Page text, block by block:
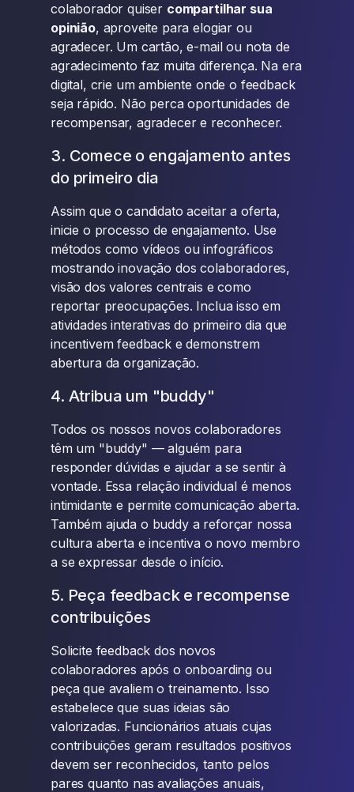
colaborador quiser compartilhar sua
opinião, aproveite para elogiar ou
agradecer. Um cartão, e-mail ou nota de
agradecimento faz muita diferença. Na era
digital, crie um ambiente onde o feedback
seja rápido. Não perca oportunidades de
recompensar, agradecer e reconhecer.
3. Comece o engajamento antes
do primeiro dia
Assim que o candidato aceitar a oferta,
inicie o processo de engajamento. Use
métodos como vídeos ou infográficos
mostrando inovação dos colaboradores,
visão dos valores centrais e como
reportar preocupações. Inclua isso em
atividades interativas do primeiro dia que
incentivem feedback e demonstrem
abertura da organização.
4. Atribua um "buddy"
Todos os nossos novos colaboradores
têm um "buddy" — alguém para
responder dúvidas e ajudar a se sentir à
vontade. Essa relação individual é menos
intimidante e permite comunicação aberta.
Também ajuda o buddy a reforçar nossa
cultura aberta e incentiva o novo membro
a se expressar desde o início.
5. Peça feedback e recompense
contribuições
Solicite feedback dos novos
colaboradores após o onboarding ou
peça que avaliem o treinamento. Isso
estabelece que suas ideias são
valorizadas. Funcionários atuais cujas
contribuições geram resultados positivos
devem ser reconhecidos, tanto pelos
pares quanto nas avaliações anuais,